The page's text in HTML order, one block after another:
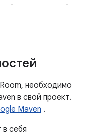
- -
необходимо
в свой проект.
Maven .
себя